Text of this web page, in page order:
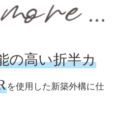
の高い折半カ
を使用した新築外構に仕